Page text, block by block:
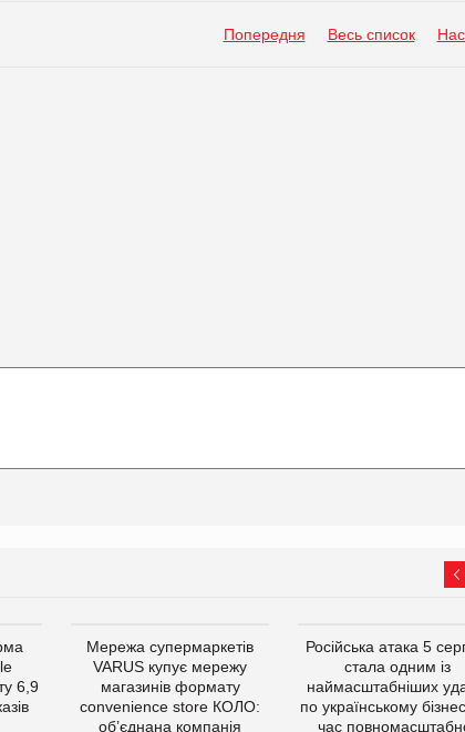
Попередня Весь список
6,9
Мережа супермаркетів
VARUS купує мережу
магазинів формату
convenience store КОЛО:
об’єднана компанія
Російська атака 5
стала одним із
наймасштабніших
по українському
час